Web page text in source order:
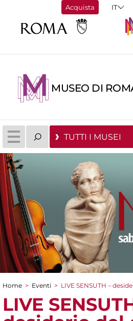
Acquista
MUSEO DI
TUTTI I MUSEI
Tu sei qui
Home > Eventi > LIVE SENSUTH –
LIVE